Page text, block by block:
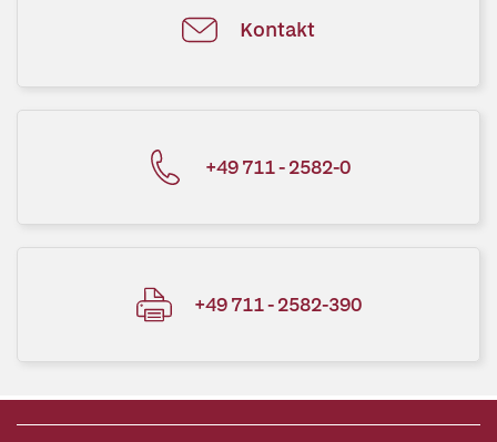
Kontakt
+49 711 - 2582-0
+49 711 - 2582-390